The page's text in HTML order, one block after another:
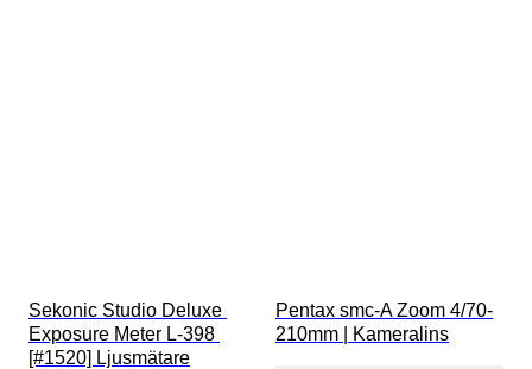
Sekonic Studio Deluxe
Exposure Meter L-398
[#1520] Ljusmätare
Pentax smc-A Zoom 4/70-
210mm | Kameralins